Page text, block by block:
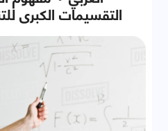
التقسيمات الكبرى